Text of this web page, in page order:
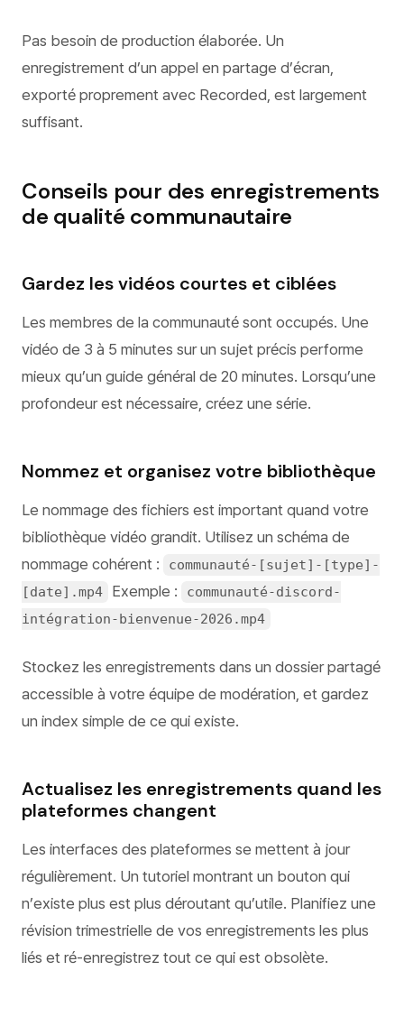
Pas besoin de production élaborée. Un
enregistrement d’un appel en partage d’écran,
exporté proprement avec Recorded, est largement
suffisant.
Conseils pour des enregistrements
de qualité communautaire
Gardez les vidéos courtes et ciblées
Les membres de la communauté sont occupés. Une
vidéo de 3 à 5 minutes sur un sujet précis performe
mieux qu’un guide général de 20 minutes. Lorsqu’une
profondeur est nécessaire, créez une série.
Nommez et organisez votre bibliothèque
Le nommage des fichiers est important quand votre
bibliothèque vidéo grandit. Utilisez un schéma de
nommage cohérent :
communauté-[sujet]-[type]-
[date].mp4
Exemple :
communauté-discord-
intégration-bienvenue-2026.mp4
Stockez les enregistrements dans un dossier partagé
accessible à votre équipe de modération, et gardez
un index simple de ce qui existe.
Actualisez les enregistrements quand les
plateformes changent
Les interfaces des plateformes se mettent à jour
régulièrement. Un tutoriel montrant un bouton qui
n’existe plus est plus déroutant qu’utile. Planifiez une
révision trimestrielle de vos enregistrements les plus
liés et ré-enregistrez tout ce qui est obsolète.